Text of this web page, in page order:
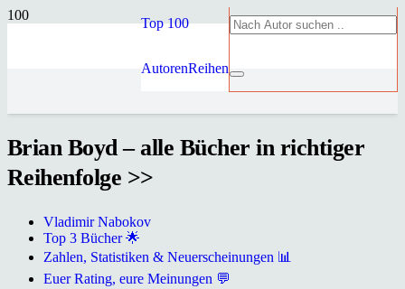
Top 100
AutorenReihen
Brian Boyd – alle Bücher in richtiger
Reihenfolge >>
Vladimir Nabokov
Top 3 Bücher 🌟
Zahlen, Statistiken & Neuerscheinungen 📊
Euer Rating, eure Meinungen 💬